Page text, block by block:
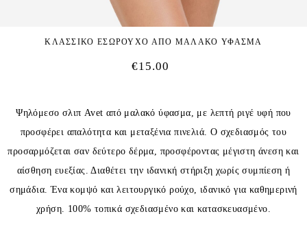
ΚΛΑΣΣΙΚΟ ΕΣΩΡΟΥΧΟ ΑΠΟ ΜΑΛΑΚΟ ΥΦΑΣΜΑ
€15.00
Ψηλόμεσο σλιπ Avet από μαλακό ύφασμα, με λεπτή ριγέ υφή που
προσφέρει απαλότητα και μεταξένια πινελιά. Ο σχεδιασμός του
προσαρμόζεται σαν δεύτερο δέρμα, προσφέροντας μέγιστη άνεση και
αίσθηση ευεξίας. Διαθέτει την ιδανική στήριξη χωρίς συμπίεση ή
σημάδια. Ένα κομψό και λειτουργικό ρούχο, ιδανικό για καθημερινή
χρήση. 100% τοπικά σχεδιασμένο και κατασκευασμένο.